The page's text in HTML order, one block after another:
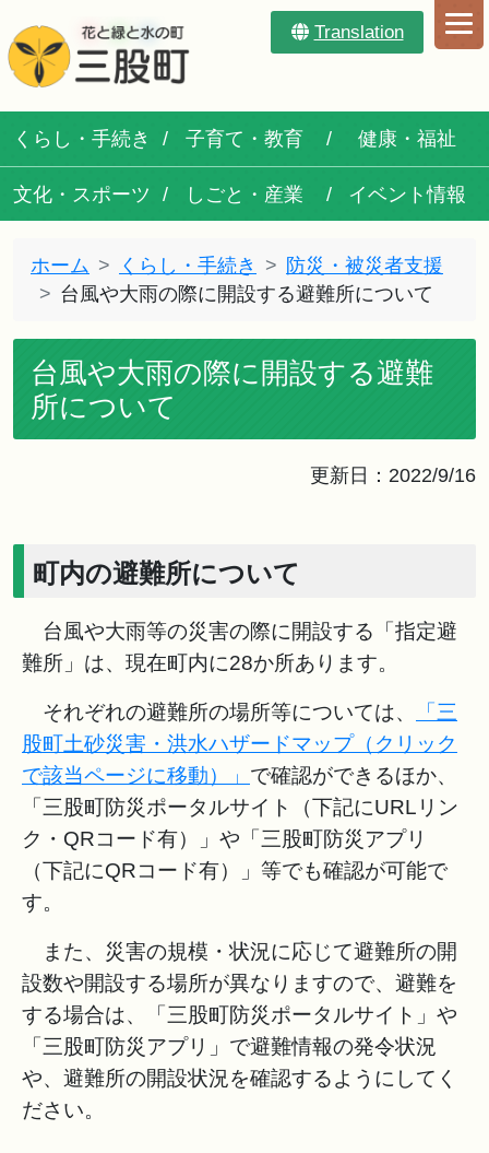
Translation
くらし・手続き 子育て・教育 健康・福祉
文化・スポーツ しごと・産業 イベント情報
ホーム くらし・手続き
防災・被災者支援
台風や大雨の際に開設する避難所について
台風や大雨の際に開設する避難
所について
更新日：2022/9/16
町内の避難所について
台風や大雨等の災害の際に開設する「指定避
難所」は、現在町内に28か所あります。
それぞれの避難所の場所等については、
「三
股町土砂災害・洪水ハザードマップ（クリック
で該当ページに移動）」 で確認ができるほか、
「三股町防災ポータルサイト（下記にURLリン
ク・QRコード有）」や「三股町防災アプリ
（下記にQRコード有）」等でも確認が可能で
す。
また、災害の規模・状況に応じて避難所の開
設数や開設する場所が異なりますので、避難を
する場合は、「三股町防災ポータルサイト」や
「三股町防災アプリ」で避難情報の発令状況
や、避難所の開設状況を確認するようにしてく
ださい。